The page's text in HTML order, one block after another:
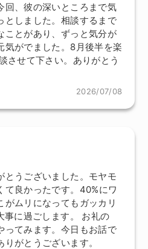
回、彼の深いところまで気
としました。相談するまで
ことがあり、ずっと気分が
気がでました。8月後半を楽
させて下さい。ありがとう
2026/07/08
とうございました。モヤモ
て良かったです。40%にワ
がムリになってもガッカリ
事に過ごします。 お礼の
ってみます。今日もお話で
がとうございます。